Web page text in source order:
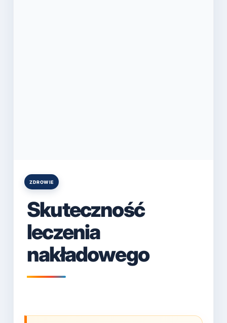
Posted
ZDROWIE
Skuteczność
leczenia
nakładowego